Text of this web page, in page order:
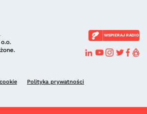
WSPIERAJ RADIO
Polityka prywatności